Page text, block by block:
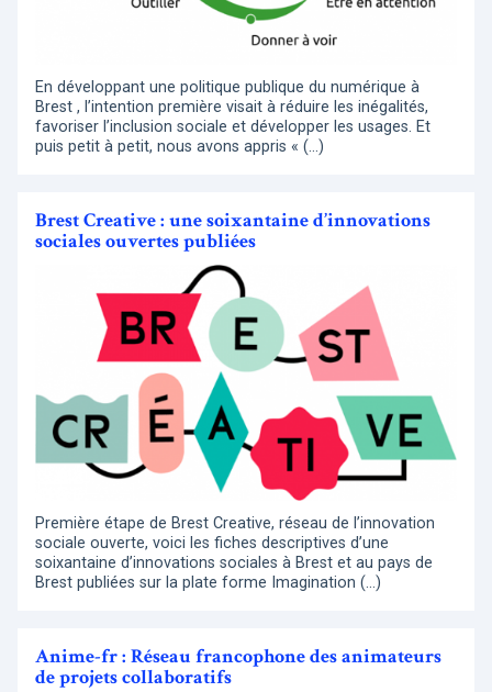
En développant une politique publique du numérique à
Brest , l’intention première visait à réduire les inégalités,
favoriser l’inclusion sociale et développer les usages. Et
puis petit à petit, nous avons appris « (…)
Brest Creative : une soixantaine d’innovations
sociales ouvertes publiées
Première étape de Brest Creative, réseau de l’innovation
sociale ouverte, voici les fiches descriptives d’une
soixantaine d’innovations sociales à Brest et au pays de
Brest publiées sur la plate forme Imagination (…)
Anime-fr : Réseau francophone des animateurs
de projets collaboratifs